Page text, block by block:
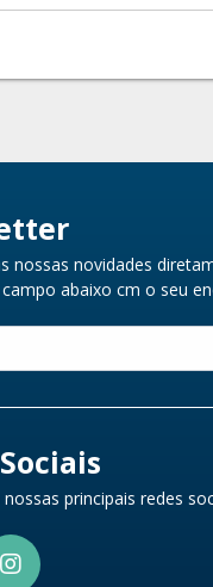
nossas novidades
abaixo cm o seu
principais redes